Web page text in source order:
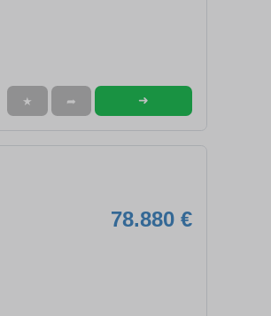
★ ➦ ➜
78.880 €